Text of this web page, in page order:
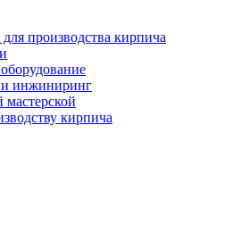
производства кирпича
и инжиниринг
мастерской
кирпича